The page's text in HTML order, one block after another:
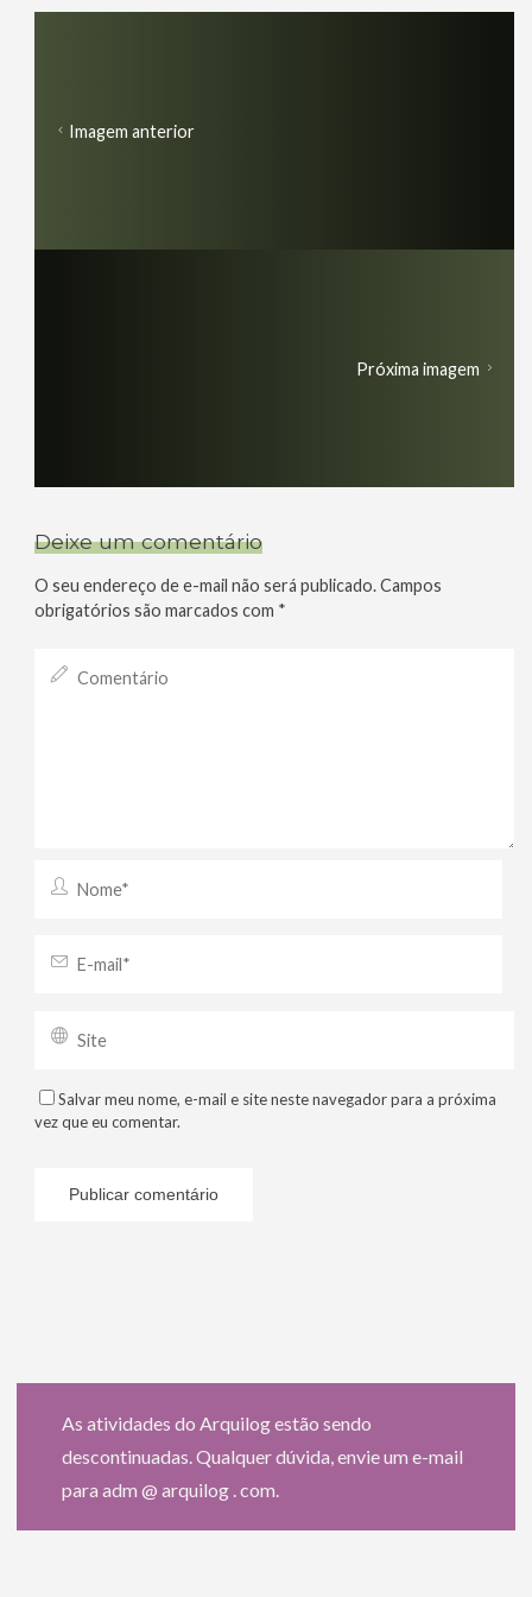
Imagem anterior
Próxima imagem
Deixe um comentário
O seu endereço de e-mail não será publicado.Campos
obrigatórios são marcados com *
Salvar meu nome, e-mail e site neste navegador para a próxima
vez que eu comentar.
As atividades do Arquilog estão sendo
descontinuadas. Qualquer dúvida, envie um e-mail
para adm @ arquilog . com.